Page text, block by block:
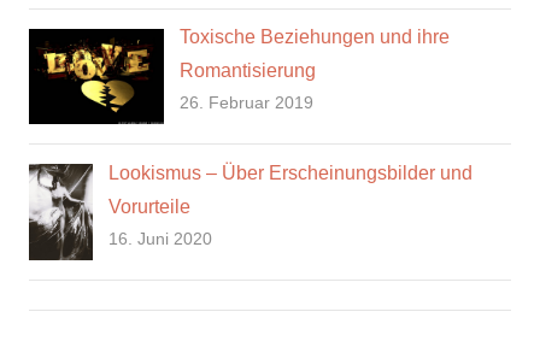
Toxische Beziehungen und ihre
Romantisierung
26. Februar 2019
Lookismus – Über Erscheinungsbilder und
Vorurteile
16. Juni 2020